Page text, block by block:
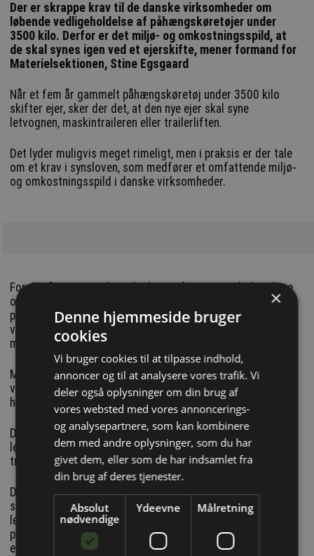
Der er skrappe krav til de danske virksomheder om
løbende vedligeholdelse af påhængskøretøjer under
3500 kilo. Derfor er det miljø- og omkostningsspild, at
de skal synes igen ved et ejerskifte, mener formand for
Materielsektionen, Stine Egsgaard
Når et fem år gammelt påhængskøretøj under 3500 kilo
skifter ejer, sker der det, at den nye ejer skal syne
letvognen, maskintraileren eller trailerliften.
Det lyder muligvis meget rimeligt, men i praksis er der tale
om et krav i synsloven, som medfører et omfattende miljø-
og omkostningsspild i danske virksomheder.
For det første er virksomhederne i forvejen underlagt love
og regler, der pålægger dem at vedligeholde deres
påhængskøretøjer i denne kategori. For det andet kan det
være meget mere bøvlet at syne et påhængskøretøj, end
man umiddelbart skulle tro.
Miljø- og omkostningsspildet sker over hele landet, når
virksomheder køber og sælger ældre påhængskøretøjer til
hinanden.
Det er også en jævnlig og tilbagevendende gene for alle de
leasingselskaber, som leaser letvogne, maskintrailere og
trailerlifte på 60 måneders kontrakter.
Det samme gælder for deres leasingtagere. For leasingen
sker typisk via finansielle leasingkontrakter, så når
leasingtageren efter de 60 måneder på papiret overtager
påhængskøretøjet, kommer synsloven igen med et krav om
et syn.
×
Denne hjemmeside bruger
cookies
Vi bruger cookies til at tilpasse indhold,
annoncer og til at analysere vores trafik. Vi
deler også oplysninger om din brug af
vores websted med vores annoncerings-
og analysepartnere, som kan kombinere
dem med andre oplysninger, som du har
givet dem, eller som de har indsamlet fra
din brug af deres tjenester.
Absolut
nødvendige
Ydeevne Målretning